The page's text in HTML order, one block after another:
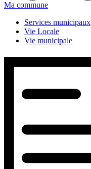
Ma commune
Services municipaux
Vie Locale
Vie municipale